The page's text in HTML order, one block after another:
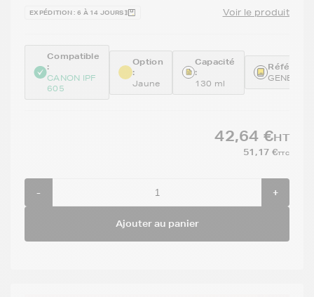
EXPÉDITION : 6 À 14 JOURS Voir le produit
Compatible
:
CANON IPF
605
Option
:
Jaune
Capacité
:
130 ml
42,64 €HT
51,17 €TTC
- +
Ajouter au panier